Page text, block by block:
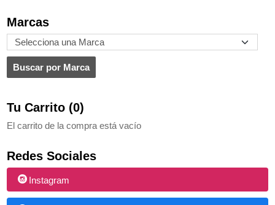
Marcas
Tu Carrito (0)
El carrito de la compra está vacío
Redes Sociales
Instagram